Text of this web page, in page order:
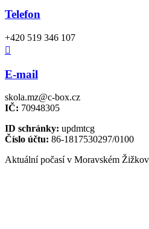
Telefon
+420 519 346 107

E-mail
skola.mz@c-box.cz
IČ: 70948305
ID schránky: updmtcg
Číslo účtu: 86-1817530297/0100
Aktuální počasí v Moravském